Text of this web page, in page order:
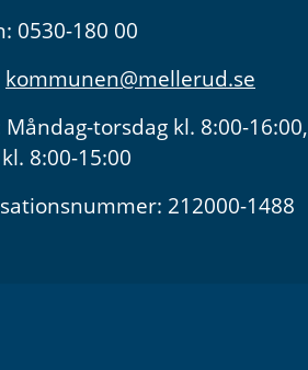
0530-180 00
kommunen@mellerud.se
torsdag kl. 8:00-16:00,
8:00-15:00
212000-1488